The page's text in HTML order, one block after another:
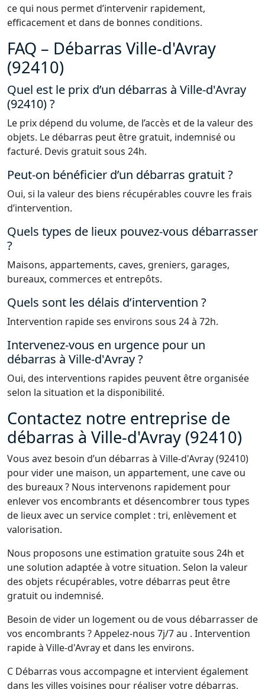
ce qui nous permet d’intervenir rapidement,
efficacement et dans de bonnes conditions.
FAQ – Débarras Ville-d'Avray
(92410)
Quel est le prix d’un débarras à Ville-d'Avray
(92410) ?
Le prix dépend du volume, de l’accès et de la valeur des
objets. Le débarras peut être gratuit, indemnisé ou
facturé. Devis gratuit sous 24h.
Peut-on bénéficier d’un débarras gratuit ?
Oui, si la valeur des biens récupérables couvre les frais
d’intervention.
Quels types de lieux pouvez-vous débarrasser
?
Maisons, appartements, caves, greniers, garages,
bureaux, commerces et entrepôts.
Quels sont les délais d’intervention ?
Intervention rapide ses environs sous 24 à 72h.
Intervenez-vous en urgence pour un
débarras à Ville-d'Avray ?
Oui, des interventions rapides peuvent être organisée
selon la situation et la disponibilité.
Contactez notre entreprise de
débarras à Ville-d'Avray (92410)
Vous avez besoin d’un débarras à Ville-d'Avray (92410)
pour vider une maison, un appartement, une cave ou
des bureaux ? Nous intervenons rapidement pour
enlever vos encombrants et désencombrer tous types
de lieux avec un service complet : tri, enlèvement et
valorisation.
Nous proposons une estimation gratuite sous 24h et
une solution adaptée à votre situation. Selon la valeur
des objets récupérables, votre débarras peut être
gratuit ou indemnisé.
Besoin de vider un logement ou de vous débarrasser de
vos encombrants ? Appelez-nous 7j/7 au . Intervention
rapide à Ville-d'Avray et dans les environs.
C Débarras vous accompagne et intervient également
dans les villes voisines pour réaliser votre débarras,